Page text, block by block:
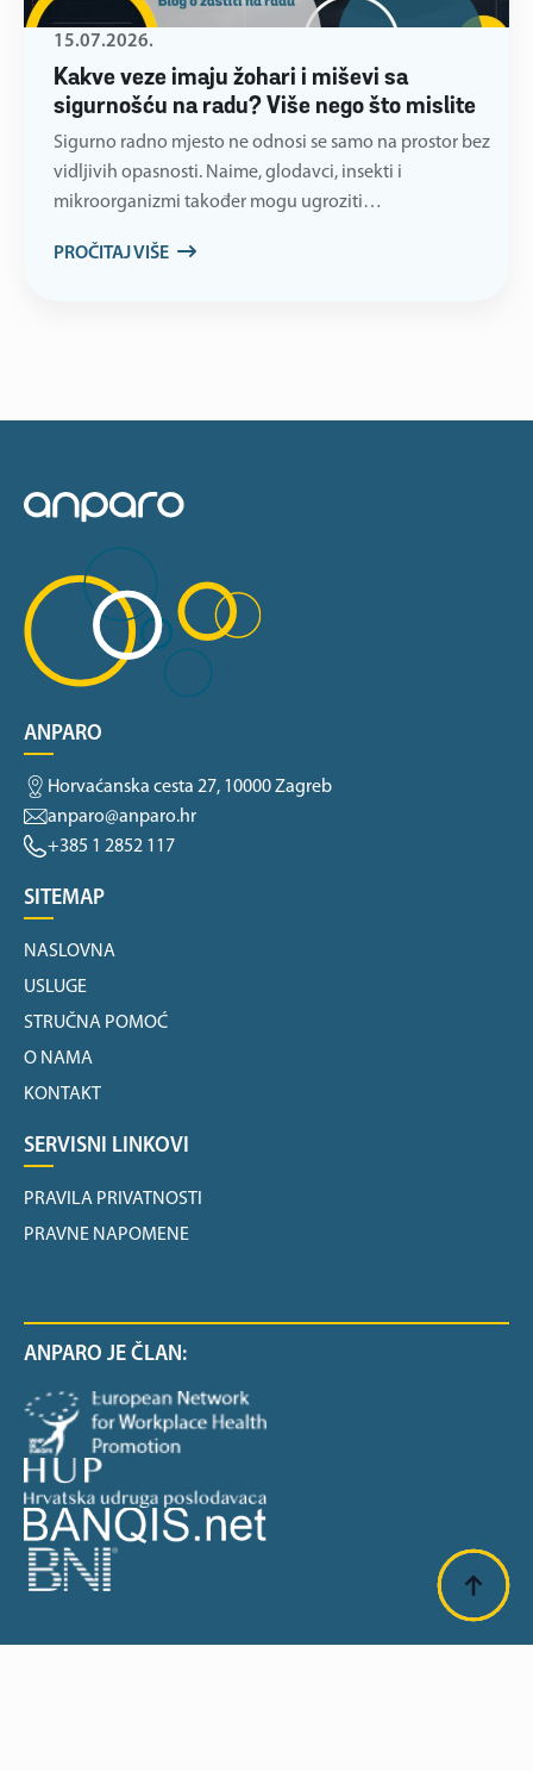
Kakve veze imaju žohari i miševi sa
sigurnošću na radu? Više nego što mislite
15.07.2026.
Sigurno radno mjesto ne odnosi se samo na prostor bez
vidljivih opasnosti. Naime, glodavci, insekti i
mikroorganizmi također mogu ugroziti…
PROČITAJ VIŠE
ANPARO
Horvaćanska cesta 27, 10000 Zagreb
anparo@anparo.hr
+385 1 2852 117
SITEMAP
NASLOVNA
USLUGE
STRUČNA POMOĆ
O NAMA
KONTAKT
SERVISNI LINKOVI
PRAVILA PRIVATNOSTI
PRAVNE NAPOMENE
ANPARO JE ČLAN: